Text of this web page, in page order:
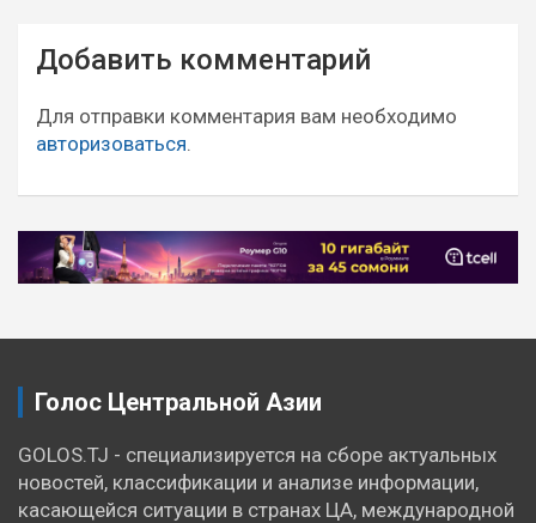
Навигация
по
записям
Добавить комментарий
Для отправки комментария вам необходимо
авторизоваться.
Голос Центральной Азии
GOLOS.TJ - специализируется на сборе актуальных
новостей, классификации и анализе информации,
касающейся ситуации в странах ЦА, международной